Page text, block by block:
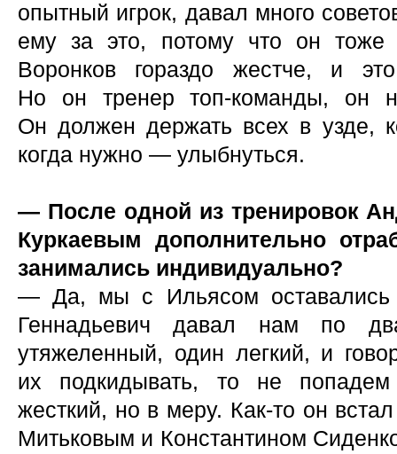
опытный игрок, давал много
ему за это, потому что он
Воронков гораздо жестче, и
Но он тренер топ-команды, он
Он должен держать всех в узде,
когда нужно — улыбнуться.
— После одной из тренировок
Куркаевым дополнительно
занимались индивидуально?
— Да, мы с Ильясом оставались
Геннадьевич давал нам по
утяжеленный, один легкий, и
их подкидывать, то не
жесткий, но в меру. Как-то он
Митьковым и Константином